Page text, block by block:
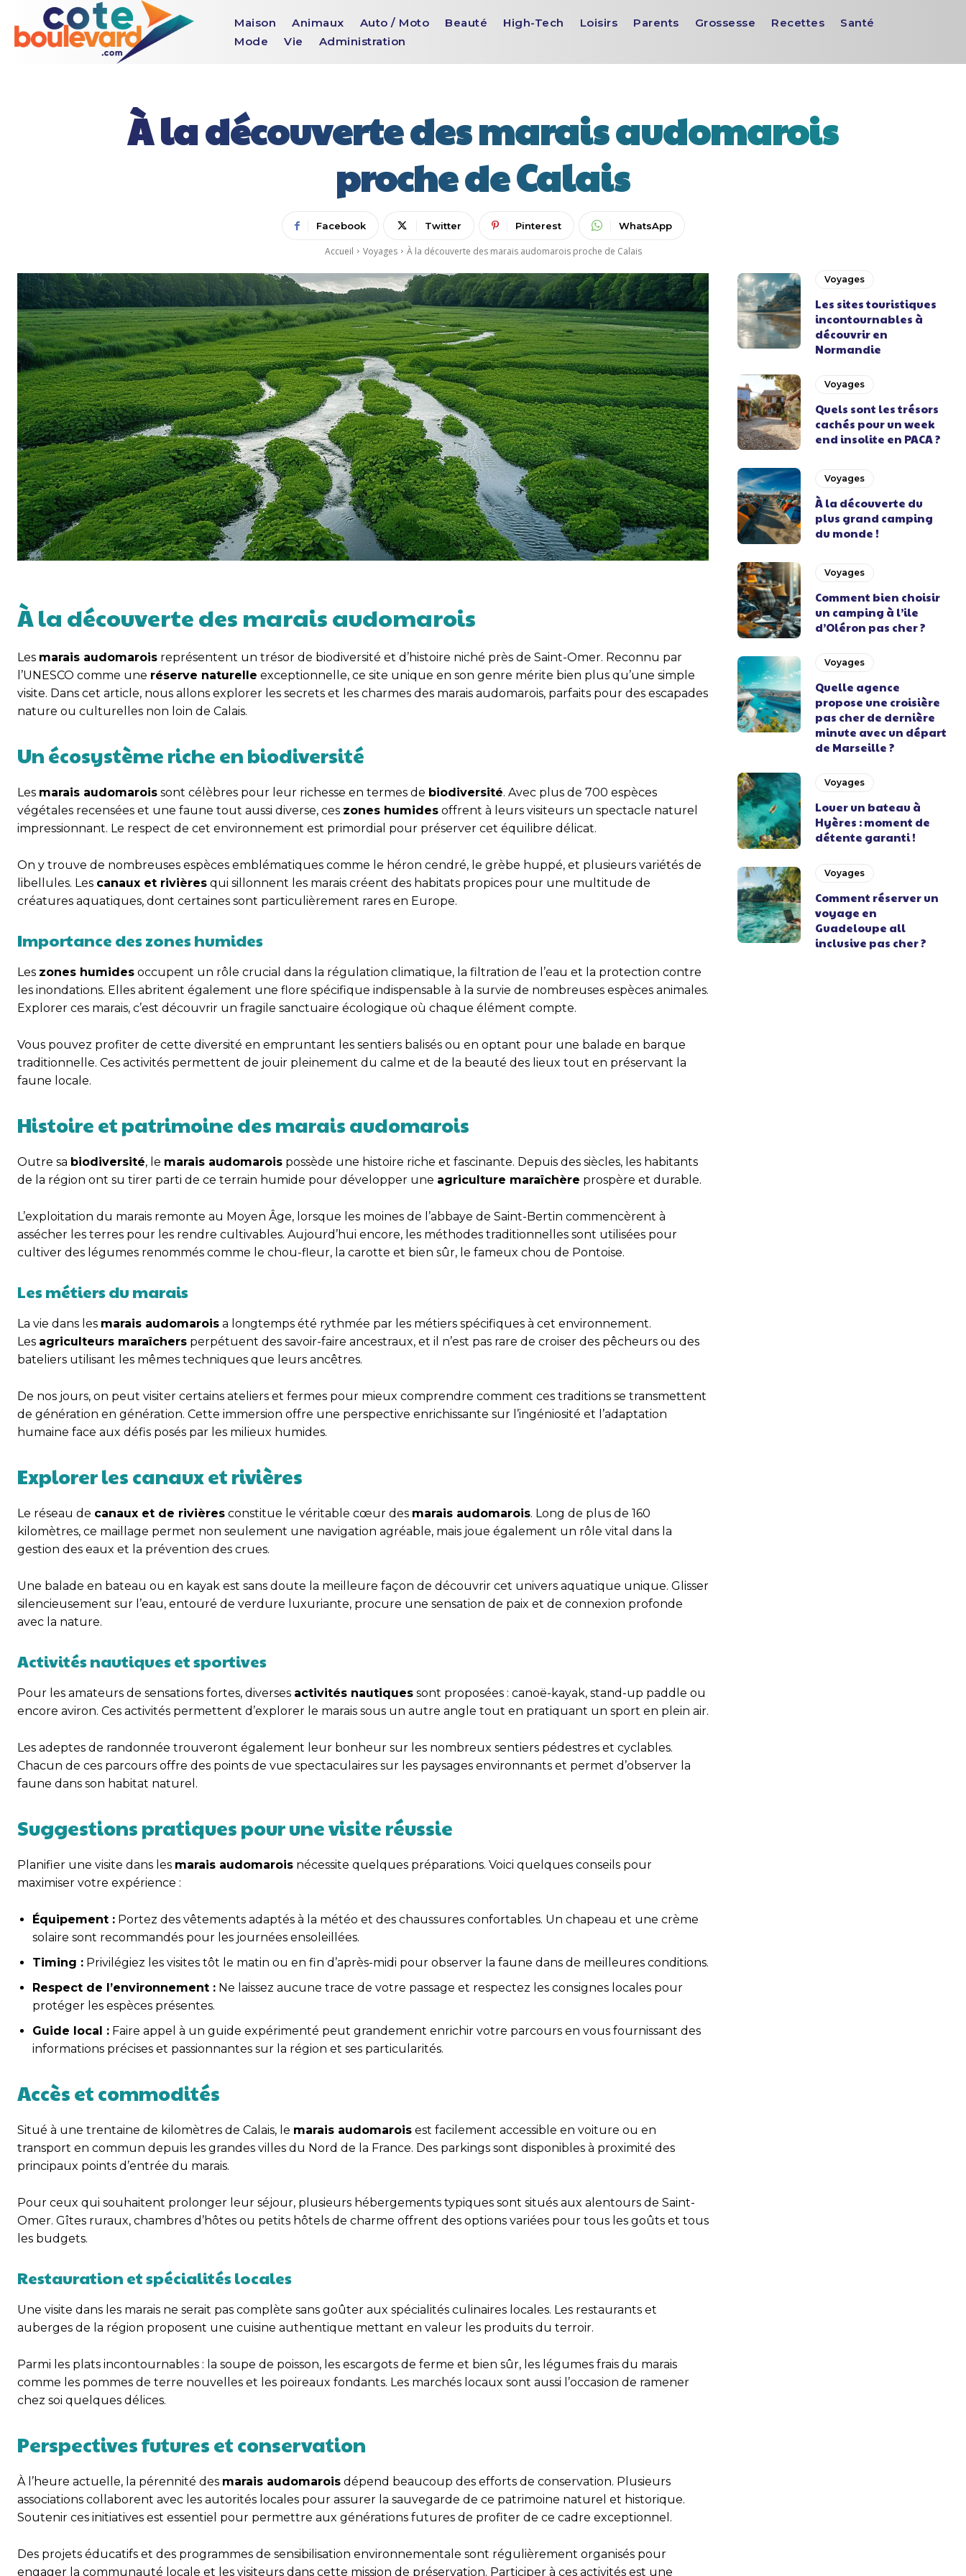
Maison Animaux Auto / Moto Beauté High-Tech Loisirs Parents Grossesse Recettes
Santé
Mode
Vie Administration
À la découverte des marais audomarois
proche de Calais
Facebook Twitter Pinterest WhatsApp
Accueil Voyages À la découverte des marais audomarois proche de Calais
À la découverte des marais audomarois
Les marais audomarois représentent un trésor de biodiversité et d’histoire niché près de Saint-Omer. Reconnu par
l’UNESCO comme une réserve naturelle exceptionnelle, ce site unique en son genre mérite bien plus qu’une simple
visite. Dans cet article, nous allons explorer les secrets et les charmes des marais audomarois, parfaits pour des escapades
nature ou culturelles non loin de Calais.
Un écosystème riche en biodiversité
Les marais audomarois sont célèbres pour leur richesse en termes de biodiversité. Avec plus de 700 espèces
végétales recensées et une faune tout aussi diverse, ces zones humides offrent à leurs visiteurs un spectacle naturel
impressionnant. Le respect de cet environnement est primordial pour préserver cet équilibre délicat.
On y trouve de nombreuses espèces emblématiques comme le héron cendré, le grèbe huppé, et plusieurs variétés de
libellules. Les canaux et rivières qui sillonnent les marais créent des habitats propices pour une multitude de
créatures aquatiques, dont certaines sont particulièrement rares en Europe.
Importance des zones humides
Les zones humides occupent un rôle crucial dans la régulation climatique, la filtration de l’eau et la protection contre
les inondations. Elles abritent également une flore spécifique indispensable à la survie de nombreuses espèces animales.
Explorer ces marais, c’est découvrir un fragile sanctuaire écologique où chaque élément compte.
Vous pouvez profiter de cette diversité en empruntant les sentiers balisés ou en optant pour une balade en barque
traditionnelle. Ces activités permettent de jouir pleinement du calme et de la beauté des lieux tout en préservant la
faune locale.
Histoire et patrimoine des marais audomarois
Outre sa biodiversité, le marais audomarois possède une histoire riche et fascinante. Depuis des siècles, les habitants
de la région ont su tirer parti de ce terrain humide pour développer une agriculture maraîchère prospère et durable.
L’exploitation du marais remonte au Moyen Âge, lorsque les moines de l’abbaye de Saint-Bertin commencèrent à
assécher les terres pour les rendre cultivables. Aujourd’hui encore, les méthodes traditionnelles sont utilisées pour
cultiver des légumes renommés comme le chou-fleur, la carotte et bien sûr, le fameux chou de Pontoise.
Les métiers du marais
La vie dans les marais audomarois a longtemps été rythmée par les métiers spécifiques à cet environnement.
Les agriculteurs maraîchers perpétuent des savoir-faire ancestraux, et il n’est pas rare de croiser des pêcheurs ou des
bateliers utilisant les mêmes techniques que leurs ancêtres.
De nos jours, on peut visiter certains ateliers et fermes pour mieux comprendre comment ces traditions se transmettent
de génération en génération. Cette immersion offre une perspective enrichissante sur l’ingéniosité et l’adaptation
humaine face aux défis posés par les milieux humides.
Explorer les canaux et rivières
Le réseau de canaux et de rivières constitue le véritable cœur des marais audomarois. Long de plus de 160
kilomètres, ce maillage permet non seulement une navigation agréable, mais joue également un rôle vital dans la
gestion des eaux et la prévention des crues.
Une balade en bateau ou en kayak est sans doute la meilleure façon de découvrir cet univers aquatique unique. Glisser
silencieusement sur l’eau, entouré de verdure luxuriante, procure une sensation de paix et de connexion profonde
avec la nature.
Activités nautiques et sportives
Pour les amateurs de sensations fortes, diverses activités nautiques sont proposées : canoë-kayak, stand-up paddle ou
encore aviron. Ces activités permettent d’explorer le marais sous un autre angle tout en pratiquant un sport en plein air.
Les adeptes de randonnée trouveront également leur bonheur sur les nombreux sentiers pédestres et cyclables.
Chacun de ces parcours offre des points de vue spectaculaires sur les paysages environnants et permet d’observer la
faune dans son habitat naturel.
Suggestions pratiques pour une visite réussie
Planifier une visite dans les marais audomarois nécessite quelques préparations. Voici quelques conseils pour
maximiser votre expérience :
Équipement : Portez des vêtements adaptés à la météo et des chaussures confortables. Un chapeau et une crème
solaire sont recommandés pour les journées ensoleillées.
Timing : Privilégiez les visites tôt le matin ou en fin d’après-midi pour observer la faune dans de meilleures conditions.
Respect de l’environnement : Ne laissez aucune trace de votre passage et respectez les consignes locales pour
protéger les espèces présentes.
Guide local : Faire appel à un guide expérimenté peut grandement enrichir votre parcours en vous fournissant des
informations précises et passionnantes sur la région et ses particularités.
Accès et commodités
Situé à une trentaine de kilomètres de Calais, le marais audomarois est facilement accessible en voiture ou en
transport en commun depuis les grandes villes du Nord de la France. Des parkings sont disponibles à proximité des
principaux points d’entrée du marais.
Pour ceux qui souhaitent prolonger leur séjour, plusieurs hébergements typiques sont situés aux alentours de Saint-
Omer. Gîtes ruraux, chambres d’hôtes ou petits hôtels de charme offrent des options variées pour tous les goûts et tous
les budgets.
Restauration et spécialités locales
Une visite dans les marais ne serait pas complète sans goûter aux spécialités culinaires locales. Les restaurants et
auberges de la région proposent une cuisine authentique mettant en valeur les produits du terroir.
Parmi les plats incontournables : la soupe de poisson, les escargots de ferme et bien sûr, les légumes frais du marais
comme les pommes de terre nouvelles et les poireaux fondants. Les marchés locaux sont aussi l’occasion de ramener
chez soi quelques délices.
Perspectives futures et conservation
À l’heure actuelle, la pérennité des marais audomarois dépend beaucoup des efforts de conservation. Plusieurs
associations collaborent avec les autorités locales pour assurer la sauvegarde de ce patrimoine naturel et historique.
Soutenir ces initiatives est essentiel pour permettre aux générations futures de profiter de ce cadre exceptionnel.
Des projets éducatifs et des programmes de sensibilisation environnementale sont régulièrement organisés pour
engager la communauté locale et les visiteurs dans cette mission de préservation. Participer à ces activités est une
Voyages
Les sites touristiques
incontournables à
découvrir en
Normandie
Voyages
Quels sont les trésors
cachés pour un week
end insolite en PACA ?
Voyages
À la découverte du
plus grand camping
du monde !
Voyages
Comment bien choisir
un camping à l’ile
d’Oléron pas cher ?
Voyages
Quelle agence
propose une croisière
pas cher de dernière
minute avec un départ
de Marseille ?
Voyages
Louer un bateau à
Hyères : moment de
détente garanti !
Voyages
Comment réserver un
voyage en
Guadeloupe all
inclusive pas cher ?